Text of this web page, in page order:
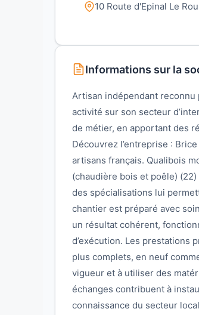
10 Route d'Epinal Le
Informations sur la
Artisan indépendant reconnu
activité sur son secteur
de métier, en apportant des
Découvrez l’entreprise :
artisans français. Qualibois
(chaudière bois et poêle)
des spécialisations lui
chantier est préparé avec
un résultat cohérent,
d’exécution. Les prestations
plus complets, en neuf
vigueur et à utiliser des
échanges contribuent à
connaissance du secteur